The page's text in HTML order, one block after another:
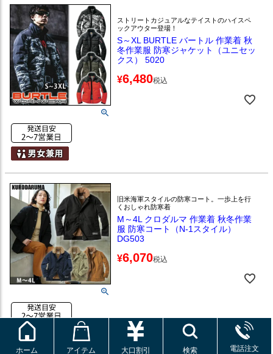
ストリートカジュアルなテイストのハイスペ
ックアウター登場！
S～XL BURTLE バートル 作業着 秋
冬作業服 防寒ジャケット（ユニセッ
クス） 5020
¥6,480税込
旧米海軍スタイルの防寒コート。一歩上を行
くおしゃれ防寒着
M～4L クロダルマ 作業着 秋冬作業
服 防寒コート（N-1スタイル）
DG503
¥6,070税込
ホーム アイテム 大口割引 検索 電話注文